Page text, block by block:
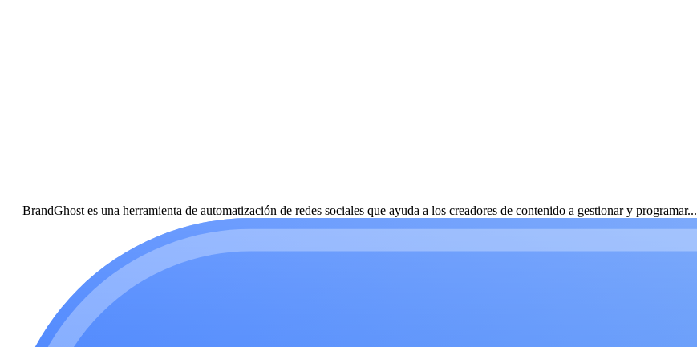
— BrandGhost es una herramienta de automatización de redes sociales que ayuda a los creadores de contenido a gestionar y programar...